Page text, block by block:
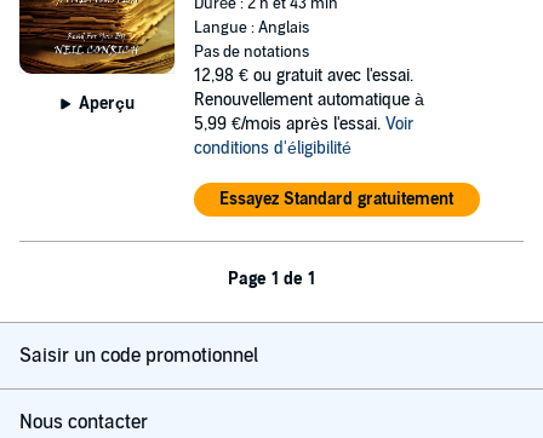
Aperçu
Langue : Anglais
Pas de notations
12,98 € ou gratuit avec l'essai.
Renouvellement automatique à
5,99 €/mois après l'essai. Voir
conditions d'éligibilité
Essayez Standard gratuitement
Page 1 de 1
Saisir un code promotionnel
Nous contacter